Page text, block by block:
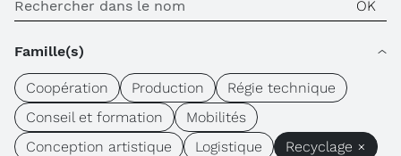
Famille(s)
Coopération Production
Régie technique
Conseil et formation
Mobilités
Conception artistique
Logistique
Recyclage ×